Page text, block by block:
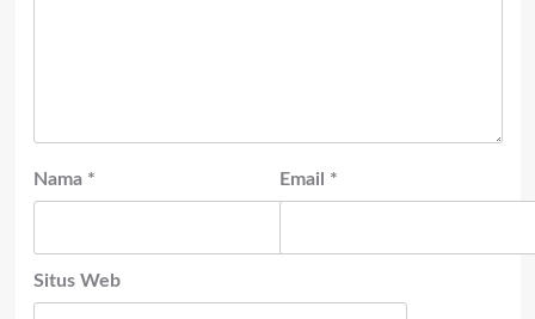
Nama * Email *
Situs Web